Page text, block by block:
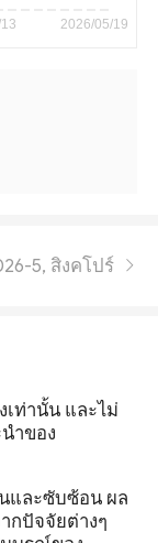
5, สิงคโปร์
ท่านั้น และไม่
ำของ
และซับซ้อน ผล
กปัจจัยต่างๆ